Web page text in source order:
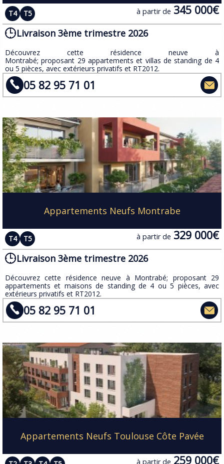
T4 T5 à partir de 345 000€
Livraison 3ème trimestre 2026
​​Découvrez cette résidence neuve à
Montrabé; proposant 29 appartements et villas de standing de 4
ou 5 pièces, avec extérieurs privatifs et RT2012.
05 82 95 71 01
Appartements Neufs Montrabe
T4 T5 à partir de 329 000€
Livraison 3ème trimestre 2026
​Découvrez cette résidence neuve à Montrabé; proposant 29
appartements et maisons de standing de 4 ou 5 pièces, avec
extérieurs privatifs et RT2012.
05 82 95 71 01
Appartements Neufs Toulouse Côte Pavée
à partir de 259 000€